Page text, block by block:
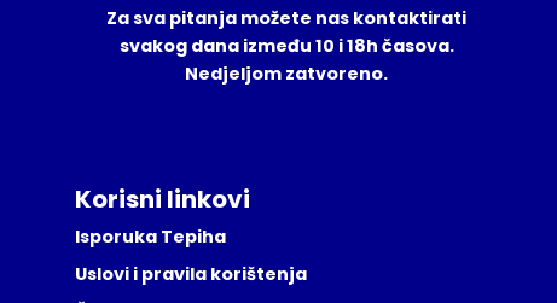
Za sva pitanja možete nas kontaktirati
svakog dana između 10 i 18h časova.
Nedjeljom zatvoreno.
Korisni linkovi
Isporuka Tepiha
Uslovi i pravila korištenja